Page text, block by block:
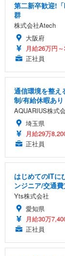
第二新卒歓迎!
群
株式会社Atech
大阪府
月給26万円
正社員
通信環境を整え
制/有給休暇あり
AQUARIUS株式
埼玉県
月給29万
正社員
はじめてのITに
ンジニア/交通
Yts株式会社
愛知県
月給30万
正社員